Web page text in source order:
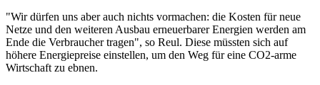
"Wir dürfen uns aber auch nichts vormachen: die Kosten für neue
Netze und den weiteren Ausbau erneuerbarer Energien werden am
Ende die Verbraucher tragen", so Reul. Diese müssten sich auf
höhere Energiepreise einstellen, um den Weg für eine CO2-arme
Wirtschaft zu ebnen.